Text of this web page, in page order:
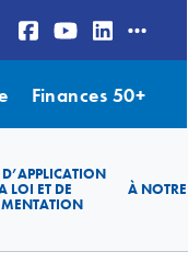
Finances 50+
LOI ET DE
À NOTRE